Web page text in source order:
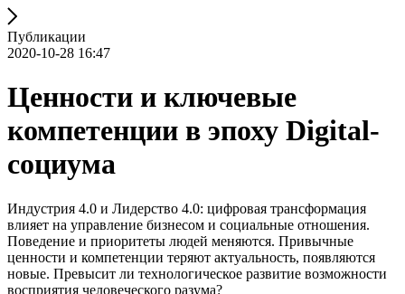
Публикации
2020-10-28 16:47
Ценности и ключевые
компетенции в эпоху Digital-
социума
Индустрия 4.0 и Лидерство 4.0: цифровая трансформация
влияет на управление бизнесом и социальные отношения.
Поведение и приоритеты людей меняются. Привычные
ценности и компетенции теряют актуальность, появляются
новые. Превысит ли технологическое развитие возможности
восприятия человеческого разума?